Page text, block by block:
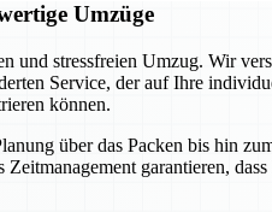
Umzüge
stressfreien Umzug. Wir
Service, der auf Ihre
können.
über das Packen bis hin
garantieren,